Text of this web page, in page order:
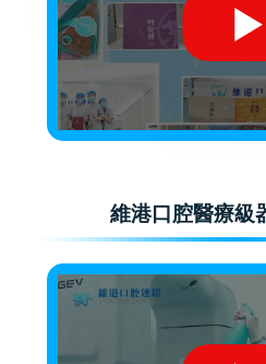
維港口腔醫療級